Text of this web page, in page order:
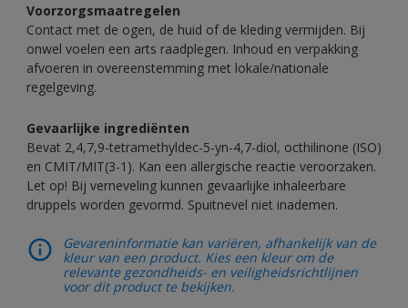
Voorzorgsmaatregelen
Contact met de ogen, de huid of de kleding vermijden. Bij
onwel voelen een arts raadplegen. Inhoud en verpakking
afvoeren in overeenstemming met lokale/nationale
regelgeving.
Gevaarlijke ingrediënten
Bevat 2,4,7,9-tetramethyldec-5-yn-4,7-diol, octhilinone (ISO)
en CMIT/MIT(3-1). Kan een allergische reactie veroorzaken.
Let op! Bij verneveling kunnen gevaarlijke inhaleerbare
druppels worden gevormd. Spuitnevel niet inademen.
Gevareninformatie kan variëren, afhankelijk van de
kleur van een product. Kies een kleur om de
relevante gezondheids- en veiligheidsrichtlijnen
voor dit product te bekijken.